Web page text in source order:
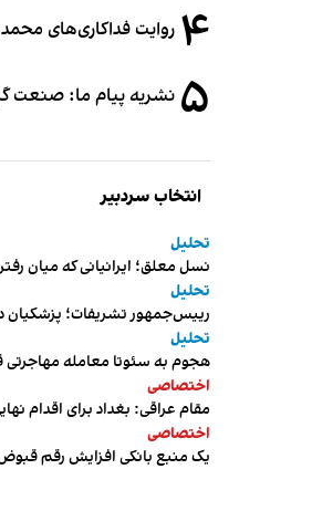
۴ روایت فداکاری‌های محمد صلاح؛ از سفرهای ۹
۵ نشریه پیام ما: صنعت
انتخاب سردبیر
تحلیل
نسل معلق؛ ایرانیانی که میان
تحلیل
رییس‌جمهور تشریفات؛ پزشکیان
تحلیل
هجوم به سئوتا معامله مهاجرتی
اختصاصی
مقام عراقی: بغداد برای اقدام
اختصاصی
یک منبع بانکی افزایش رقم